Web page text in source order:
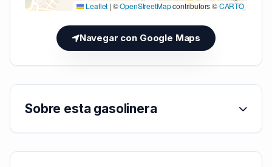
Leaflet | ©OpenStreetMapcontributors ©CARTO
Navegar con Google Maps
Sobre esta gasolinera